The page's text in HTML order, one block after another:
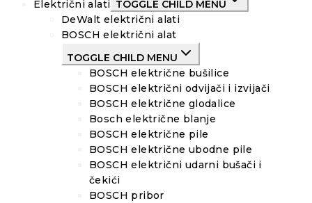
Električni alati TOGGLE CHILD MENU
DeWalt električni alati
BOSCH električni alat
TOGGLE CHILD MENU
BOSCH električne bušilice
BOSCH električni odvijači i izvijači
BOSCH električne glodalice
Bosch električne blanje
BOSCH električne pile
BOSCH električne ubodne pile
BOSCH električni udarni bušači i
čekići
BOSCH pribor